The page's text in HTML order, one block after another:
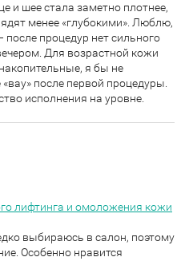
и шее стала заметно плотнее,
менее «глубокими». Люблю,
процедур нет сильного
Для возрастной кожи
я бы не
после первой процедуры.
исполнения на уровне.
лифтинга и омоложения кожи
выбираюсь в салон, поэтому
Особенно нравится